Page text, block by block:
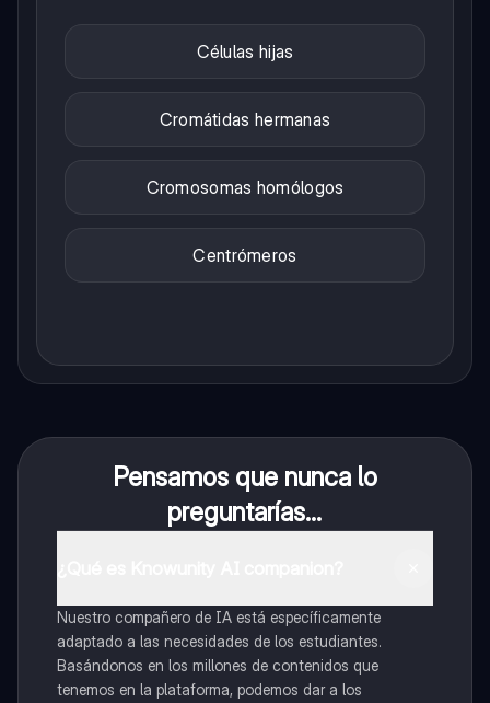
Células hijas
Cromátidas hermanas
Cromosomas homólogos
Centrómeros
Pensamos que nunca lo
preguntarías...
Nuestro compañero de IA está específicamente
adaptado a las necesidades de los estudiantes.
Basándonos en los millones de contenidos que
tenemos en la plataforma, podemos dar a los